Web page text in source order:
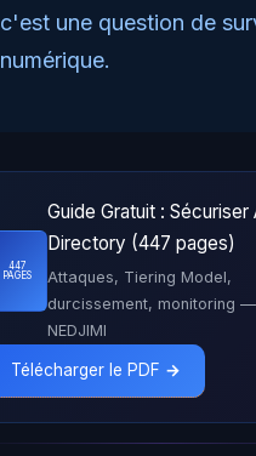
c'est une question de
numérique.
447
PAGES
Guide Gratuit :
Directory (447 pages)
Attaques, Tiering Model,
durcissement, monitoring
NEDJIMI
Télécharger le PDF →